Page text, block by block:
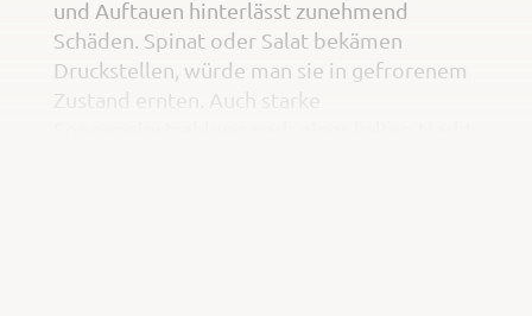
und Auftauen hinterlässt zunehmend
Schäden. Spinat oder Salat bekämen
Druckstellen, würde man sie in gefrorenem
Zustand ernten. Auch starke